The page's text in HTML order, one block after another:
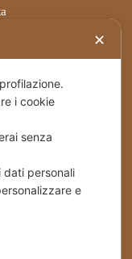
di Famiglia
SS 576 Naro
✕
i cookie
senza
dati personali
e